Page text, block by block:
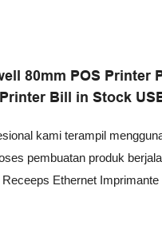
80mm POS Printer
Bill in Stock
kami terampil
pembuatan produk
Ethernet